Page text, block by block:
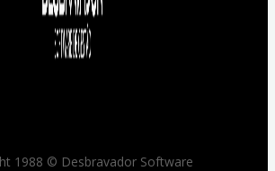
1988 © Desbravador Software